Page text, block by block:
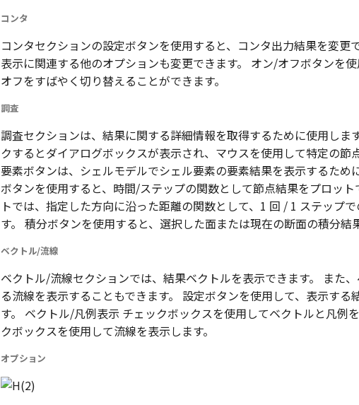
コンタ
コンタセクションの設定ボタンを使用すると、コンタ出力結果を変更
表示に関連する他のオプションも変更できます。 オン/オフボタンを
オフをすばやく切り替えることができます。
調査
調査セクションは、結果に関する詳細情報を取得するために使用しま
クするとダイアログボックスが表示され、マウスを使用して特定の節
要素ボタンは、シェルモデルでシェル要素の要素結果を表示するため
ボタンを使用すると、時間/ステップの関数として節点結果をプロット
トでは、指定した方向に沿った距離の関数として、1 回 / 1 ステップ
す。 積分ボタンを使用すると、選択した面または現在の断面の積分結
ベクトル/流線
ベクトル/流線セクションでは、結果ベクトルを表示できます。 また
る流線を表示することもできます。 設定ボタンを使用して、表示する
す。 ベクトル/凡例表示 チェックボックスを使用してベクトルと凡例
クボックスを使用して流線を表示します。
オプション